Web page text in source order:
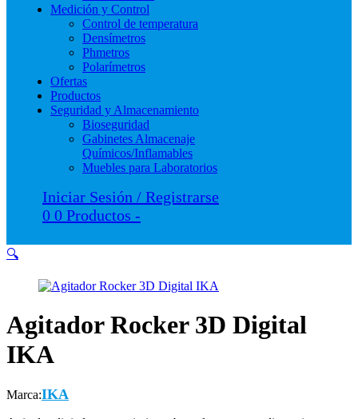
Medición y Control
Control de temperatura
Densímetros
Phmetros
Polarímetros
Ofertas
Productos
Seguridad y Almacenamiento
Bioseguridad
Gabinetes Almacenaje
Químicos/Inflamables
Muebles para Laboratorios
Iniciar Sesión / Registrarse
0 0 Productos -
🔍
Agitador Rocker 3D Digital
IKA
Marca:IKA